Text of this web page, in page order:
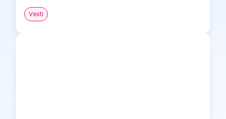
Vesti